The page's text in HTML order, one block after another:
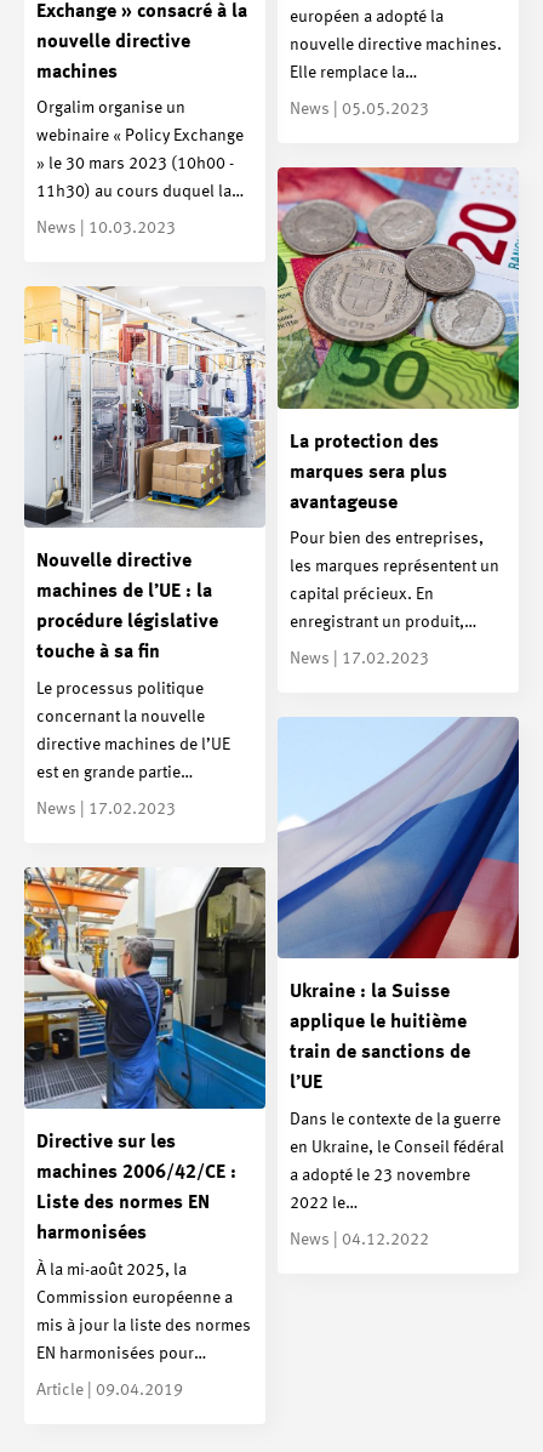
européen a adopté la
nouvelle directive machines.
Elle remplace la…
News | 05.05.2023
Exchange » consacré à la
nouvelle directive
machines
Orgalim organise un
webinaire « Policy Exchange
» le 30 mars 2023 (10h00 -
11h30) au cours duquel la…
News | 10.03.2023
La protection des
marques sera plus
avantageuse
Pour bien des entreprises,
les marques représentent un
capital précieux. En
enregistrant un produit,…
News | 17.02.2023
Nouvelle directive
machines de l’UE : la
procédure législative
touche à sa fin
Le processus politique
concernant la nouvelle
directive machines de l’UE
est en grande partie…
News | 17.02.2023
Ukraine : la Suisse
applique le huitième
train de sanctions de
l’UE
Dans le contexte de la guerre
en Ukraine, le Conseil fédéral
a adopté le 23 novembre
2022 le…
News | 04.12.2022
Directive sur les
machines 2006/42/CE :
Liste des normes EN
harmonisées
À la mi-août 2025, la
Commission européenne a
mis à jour la liste des normes
EN harmonisées pour…
Article | 09.04.2019